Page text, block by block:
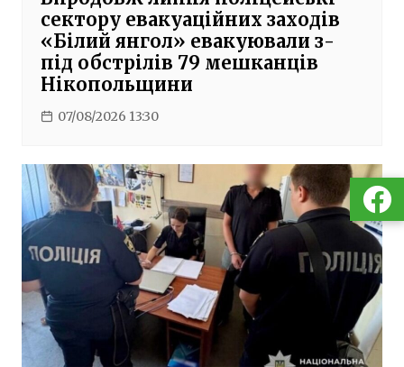
сектору евакуаційних заходів
«Білий янгол» евакуювали з-
під обстрілів 79 мешканців
Нікопольщини
07/08/2026 13:30